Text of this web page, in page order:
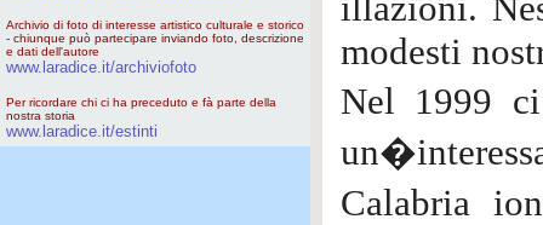
Archivio di foto di interesse artistico culturale e storico
- chiunque può partecipare inviando foto, descrizione
e dati dell'autore
www.laradice.it/archiviofoto
Per ricordare chi ci ha preceduto e fà parte della
nostra storia
www.laradice.it/estinti
illazioni.
modesti
Nel 1999
Calabria